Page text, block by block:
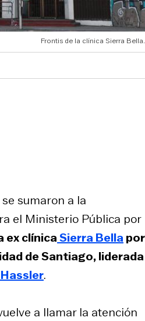
Frontis de la clínica Sierra Bella.
sumaron a la
el Ministerio Pública por
ex clínicaSierra Bellapor
de Santiago, liderada
.
a llamar la atención